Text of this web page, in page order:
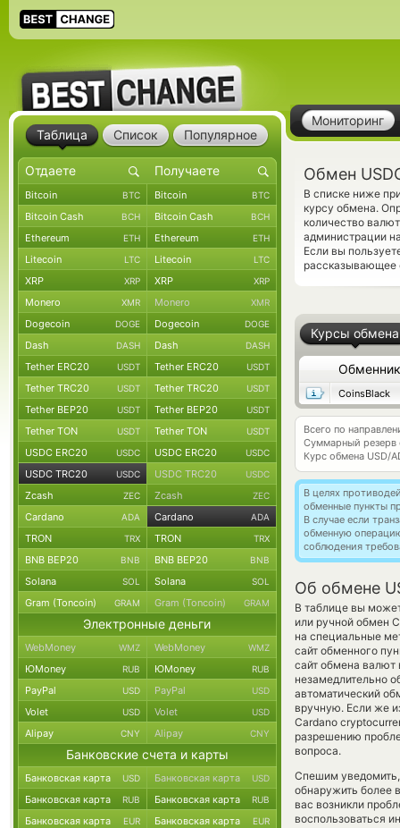
Мониторинг
Обмен
В списке ниже
курсу обмена.
количество
администрации
Если вы
рассказывающее
Курсы обмена
Обменник
CoinsBlack
Всего по
Суммарный резерв
Курс обмена USD/
В целях
обменные пункты
В случае если
обменную
соблюдения
Об обмене
В таблице вы
или ручной обмен
на специальные
сайт обменного
сайт обмена
незамедлительно
автоматический
вручную. Если же
Cardano
разрешению
вопроса.
Спешим
обнаружить более
вас возникли
воспользоваться
Таблица Список Популярное
Bitcoin BTC Bitcoin BTC
Bitcoin Cash BCH Bitcoin Cash BCH
Ethereum ETH Ethereum ETH
Litecoin LTC Litecoin LTC
XRP XRP XRP XRP
Monero XMR Monero XMR
Dogecoin DOGE Dogecoin DOGE
Dash DASH Dash DASH
Tether ERC20 USDT Tether ERC20 USDT
Tether TRC20 USDT Tether TRC20 USDT
Tether BEP20 USDT Tether BEP20 USDT
Tether TON USDT Tether TON USDT
USDC ERC20 USDC USDC ERC20 USDC
USDC TRC20 USDC USDC TRC20 USDC
Zcash ZEC Zcash ZEC
Cardano ADA Cardano ADA
TRON TRX TRON TRX
BNB BEP20 BNB BNB BEP20 BNB
Solana SOL Solana SOL
Gram (Toncoin) GRAM Gram (Toncoin) GRAM
Электронные деньги
WebMoney WMZ WebMoney WMZ
ЮMoney RUB ЮMoney RUB
PayPal USD PayPal USD
Volet USD Volet USD
Alipay CNY Alipay CNY
Банковские счета и карты
Банковская карта USD Банковская карта USD
Банковская карта RUB Банковская карта RUB
Банковская карта EUR Банковская карта EUR